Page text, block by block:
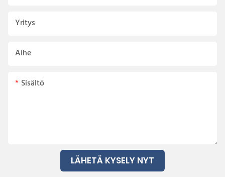
Yritys
Aihe
Sisältö
LÄHETÄ KYSELY NYT